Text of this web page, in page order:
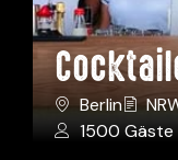
Berlin
1500 Gäste